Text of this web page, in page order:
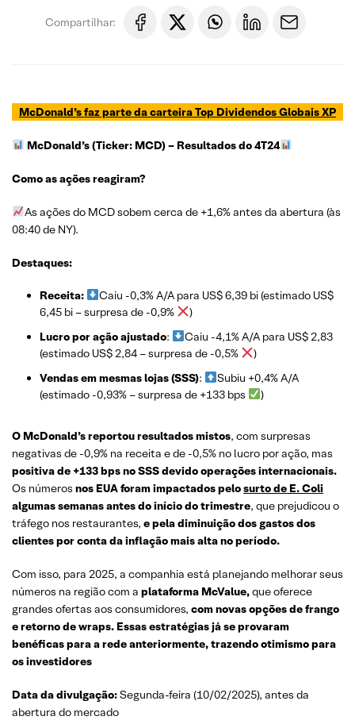
Compartilhar:
McDonald’s faz parte da carteira Top Dividendos Globais XP
McDonald’s (Ticker: MCD)– Resultados do 4T24
Como as ações reagiram?
As ações do MCD sobem cerca de +1,6% antes da abertura (às
08:40 de NY).
Destaques:
Receita:
Caiu -0,3% A/A para US$ 6,39 bi (estimado US$
6,45 bi – surpresa de -0,9%
)
Lucro por ação ajustado:
Caiu -4,1% A/A para US$ 2,83
(estimado US$ 2,84 – surpresa de -0,5%
)
Vendas em mesmas lojas (SSS):
Subiu +0,4% A/A
(estimado -0,93% – surpresa de +133 bps
)
O McDonald’s reportou resultados mistos, com surpresas
negativas de -0,9% na receita e de -0,5% no lucro por ação, mas
positiva de +133 bps no SSS devido operações internacionais.
Os números nos EUA foram impactados pelosurto de E. Coli
algumas semanas antes do início do trimestre, que prejudicou o
tráfego nos restaurantes, e pela diminuição dos gastos dos
clientes por conta da inflação mais alta no período.
Com isso, para 2025, a companhia está planejando melhorar seus
números na região com a plataforma McValue,que oferece
grandes ofertas aos consumidores, com novas opções de frango
e retorno de wraps. Essas estratégias já se provaram
benéficas para a rede anteriormente, trazendo otimismo para
os investidores
Data da divulgação:Segunda-feira (10/02/2025), antes da
abertura do mercado